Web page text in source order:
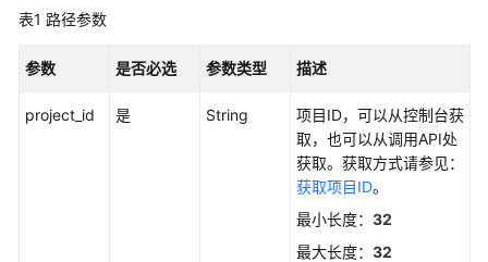
速
门
用
表1 路径参数
参数 是否必选 参数类型 描述
project_id 是 String
项目ID，可以从控制台获
取，也可以从调用API处
获取。获取方式请参见：
获取项目ID。
最小长度： 32
最大长度： 32